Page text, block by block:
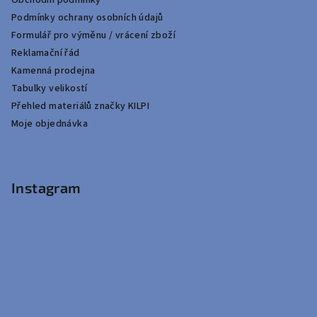
Podmínky ochrany osobních údajů
Formulář pro výměnu / vrácení zboží
Reklamační řád
Kamenná prodejna
Tabulky velikostí
Přehled materiálů značky KILPI
Moje objednávka
Instagram